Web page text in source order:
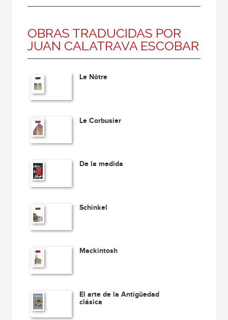
Coordinador
Editor
Escritor
Escritora
Ilustrador
Prologuista
Traductora
OBRAS TRADUCIDAS POR
JUAN CALATRAVA ESCOBAR
Le Nôtre
Le Corbusier
De la medida
Schinkel
Mackintosh
El arte de la Antigüedad
clásica